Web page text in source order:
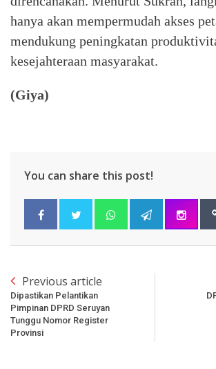
hanya akan mempermudah akses
mendukung peningkatan
kesejahteraan masyarakat.
(Giya)
You can share this post!
Previous article
Dipastikan Pelantikan
Pimpinan DPRD Seruyan
Tunggu Nomor Register
Provinsi